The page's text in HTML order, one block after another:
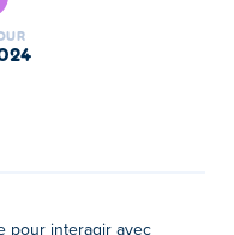
vous à affronter
les recoins les plus
vous aider à
de l'Armoire ? Et
pour interagir avec